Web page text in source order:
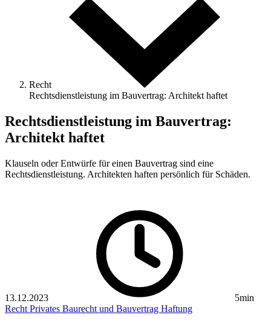
Recht
Rechtsdienstleistung im Bauvertrag: Architekt haftet
Rechtsdienstleistung im Bauvertrag:
Architekt haftet
Klauseln oder Entwürfe für einen Bauvertrag sind eine
Rechtsdienstleistung. Architekten haften persönlich für Schäden.
13.12.2023
5min
Recht Privates Baurecht und Bauvertrag Haftung